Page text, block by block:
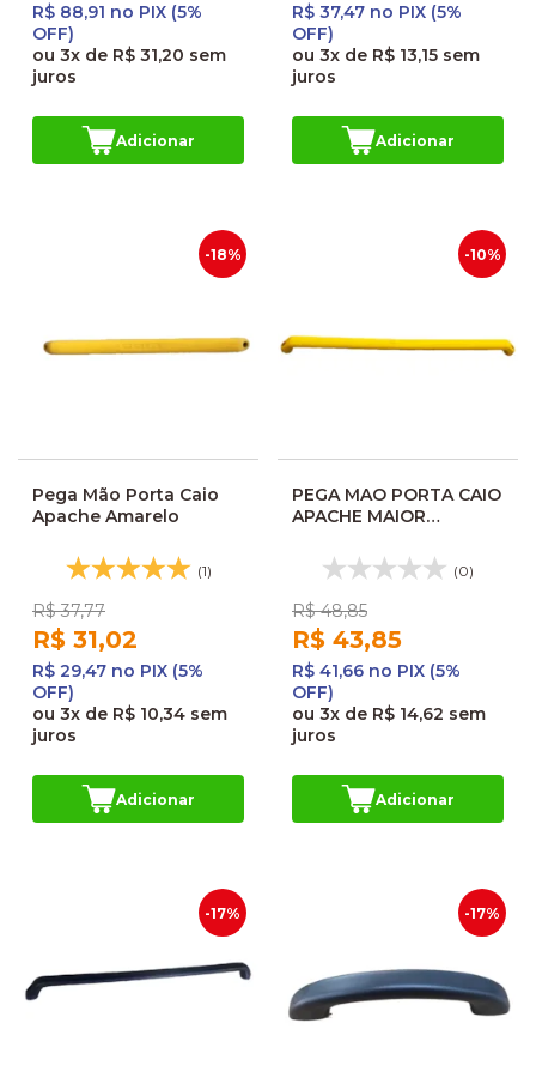
R$ 88,91 no PIX (5%
OFF)
ou 3x de R$ 31,20 sem
juros
Adicionar
R$ 37,47 no PIX (5%
OFF)
ou 3x de R$ 13,15 sem
juros
Adicionar
-18%
Pega Mão Porta Caio
Apache Amarelo
(1)
R$ 37,77
R$ 31,02
R$ 29,47 no PIX (5%
OFF)
ou 3x de R$ 10,34 sem
juros
Adicionar
-10%
PEGA MAO PORTA CAIO
APACHE MAIOR
000EM0101AM
(0)
R$ 48,85
R$ 43,85
R$ 41,66 no PIX (5%
OFF)
ou 3x de R$ 14,62 sem
juros
Adicionar
-17% -17%